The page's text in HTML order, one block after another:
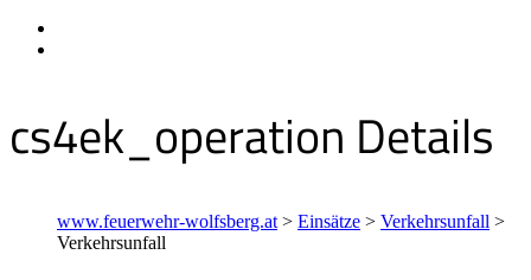
cs4ek_operation Details
www.feuerwehr-wolfsberg.at > Einsätze > Verkehrsunfall >
Verkehrsunfall